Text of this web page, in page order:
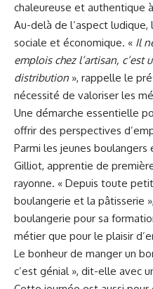
chaleureuse et authentique
Au-delà de l’aspect
sociale et économique. « Il
emplois chez l’artisan, c’est
distribution », rappelle le
nécessité de valoriser les
Une démarche essentielle
offrir des perspectives
Parmi les jeunes
Gilliot, apprentie de
rayonne. « Depuis toute
boulangerie et la pâtisserie
boulangerie pour sa
métier que pour le plaisir
Le bonheur de manger un
c’est génial », dit-elle avec